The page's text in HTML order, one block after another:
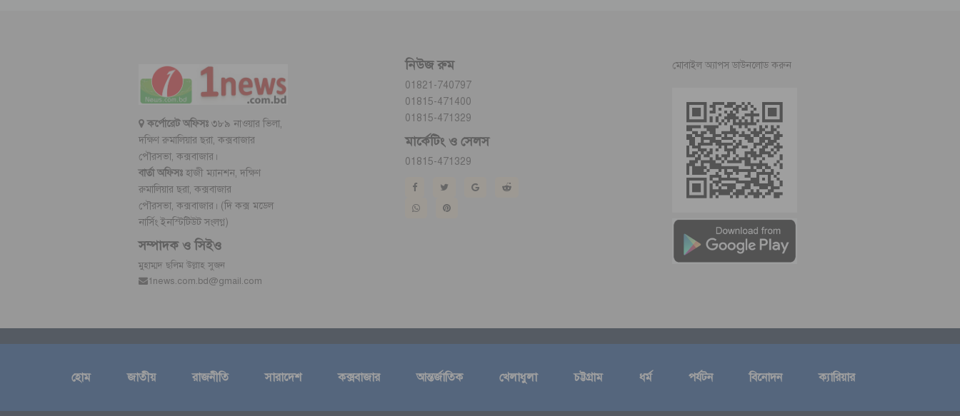
কর্পোরেট অফিসঃ ৩৮৯ নাওয়ার ভিলা,
দক্ষিণ রুমালিয়ার ছরা, কক্সবাজার
পৌরসভা, কক্সবাজার।
বার্তা অফিসঃহাজী ম্যানশন, দক্ষিণ
রুমালিয়ার ছরা, কক্সবাজার
পৌরসভা, কক্সবাজার। (দি কক্স মডেল
নার্সিং ইনস্টিটিউট সংলগ্ন)
সম্পাদক ও সিইও
মুহাম্মদ ছলিম উল্লাহ সুজন
1news.com.bd@gmail.com
নিউজ রুম
01821-740797
01815-471400
01815-471329
মার্কেটিং ও সেলস
01815-471329
মোবাইল অ্যাপস ডাউনলোড করুন
হোম জাতীয় রাজনীতি সারাদেশ কক্সবাজার আন্তর্জাতিক খেলাধুলা চট্টগ্রাম ধর্ম পর্যটন বিনোদন ক্যারিয়ার